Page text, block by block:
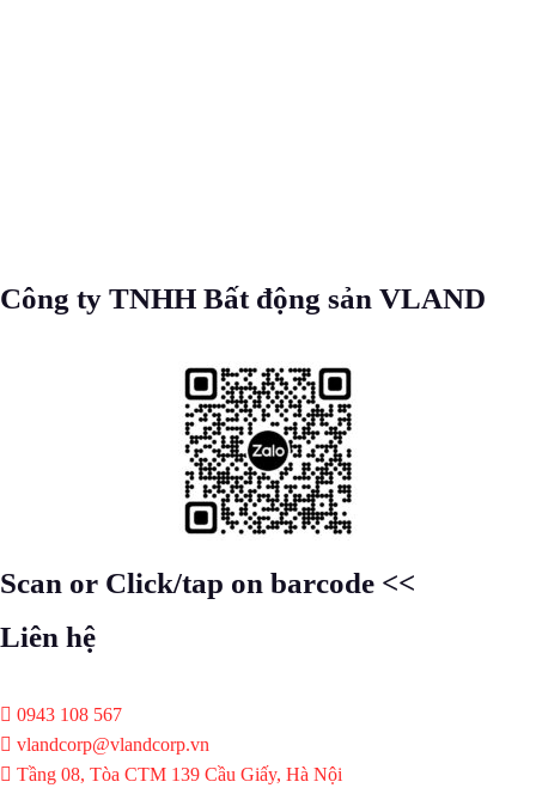
Công ty TNHH Bất động sản VLAND
Scan or Click/tap on barcode <<
Liên hệ
0943 108 567
vlandcorp@vlandcorp.vn
Tầng 08, Tòa CTM 139 Cầu Giấy, Hà Nội